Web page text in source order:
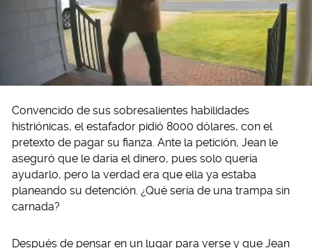
Convencido de sus sobresalientes habilidades
histriónicas, el estafador pidió 8000 dólares, con el
pretexto de pagar su fianza. Ante la petición, Jean le
aseguró que le daría el dinero, pues solo quería
ayudarlo, pero la verdad era que ella ya estaba
planeando su detención. ¿Qué sería de una trampa sin
carnada?
Después de pensar en un lugar para verse y que Jean